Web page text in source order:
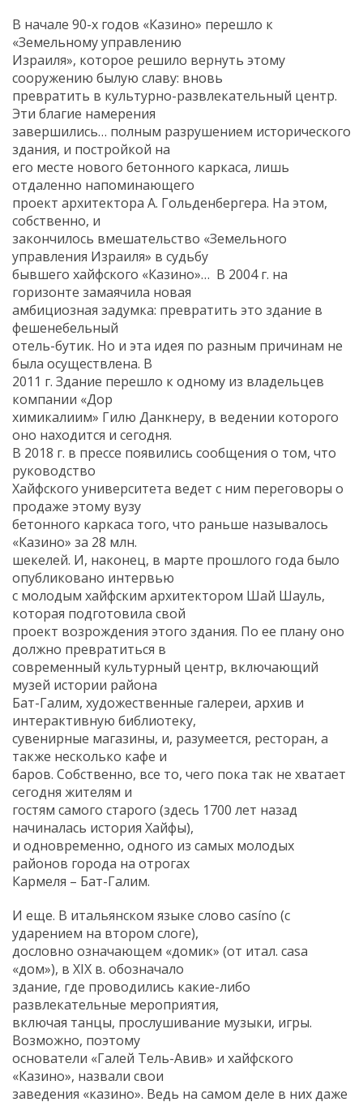
В начале 90-х годов «Казино» перешло к
«Земельному управлению
Израиля», которое решило вернуть этому
сооружению былую славу: вновь
превратить в культурно-развлекательный центр.
Эти благие намерения
завершились… полным разрушением исторического
здания, и постройкой на
его месте нового бетонного каркаса, лишь
отдаленно напоминающего
проект архитектора А. Гольденбергера. На этом,
собственно, и
закончилось вмешательство «Земельного
управления Израиля» в судьбу
бывшего хайфского «Казино»… В 2004 г. на
горизонте замаячила новая
амбициозная задумка: превратить это здание в
фешенебельный
отель-бутик. Но и эта идея по разным причинам не
была осуществлена. В
2011 г. Здание перешло к одному из владельцев
компании «Дор
химикалиим» Гилю Данкнеру, в ведении которого
оно находится и сегодня.
В 2018 г. в прессе появились сообщения о том, что
руководство
Хайфского университета ведет с ним переговоры о
продаже этому вузу
бетонного каркаса того, что раньше называлось
«Казино» за 28 млн.
шекелей. И, наконец, в марте прошлого года было
опубликовано интервью
с молодым хайфским архитектором Шай Шауль,
которая подготовила свой
проект возрождения этого здания. По ее плану оно
должно превратиться в
современный культурный центр, включающий
музей истории района
Бат-Галим, художественные галереи, архив и
интерактивную библиотеку,
сувенирные магазины, и, разумеется, ресторан, а
также несколько кафе и
баров. Собственно, все то, чего пока так не хватает
сегодня жителям и
гостям самого старого (здесь 1700 лет назад
начиналась история Хайфы),
и одновременно, одного из самых молодых
районов города на отрогах
Кармеля – Бат-Галим.
И еще. В итальянском языке слово casíno (с
ударением на втором слоге),
дословно означающем «домик» (от итал. casa
«дом»), в XIX в. обозначало
здание, где проводились какие-либо
развлекательные мероприятия,
включая танцы, прослушивание музыки, игры.
Возможно, поэтому
основатели «Галей Тель-Авив» и хайфского
«Казино», назвали свои
заведения «казино». Ведь на самом деле в них даже